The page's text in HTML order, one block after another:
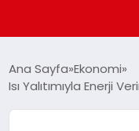
Ana Sayfa Ekonomi
Isı Yalıtımıyla Enerji